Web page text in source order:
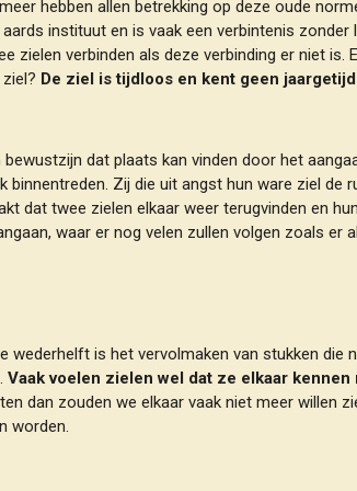
hebben allen betrekking op deze oude
instituut en is vaak een verbintenis
zielen verbinden als deze verbinding er niet
De ziel is tijdloos en kent geen
dat plaats kan vinden door het
Zij die uit angst hun ware ziel de
dat twee zielen elkaar weer terugvinden en
waar er nog velen zullen volgen zoals er
wederhelft is het vervolmaken van stukken
Vaak voelen zielen wel dat ze elkaar kennen
dan zouden we elkaar vaak niet meer willen
worden.